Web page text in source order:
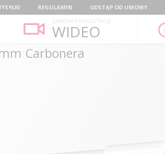
REGULAMIN ODSTĄP OD UMOWY
ZAMÓW KONSULTACJĘ
WIDEO
Carbonera